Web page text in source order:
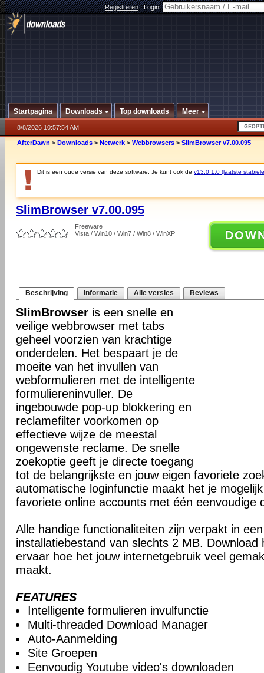
Registreren|Login:
Startpagina Downloads Top downloads Meer
8/8/2026 10:57:54 AM
AfterDawn > Downloads > Netwerk > Webbrowsers > SlimBrowser v7.00.095
Dit is een oude versie van deze software. Je kunt ook de v13.0.1.0 (laatste
SlimBrowser v7.00.095
Freeware
Vista / Win10 / Win7 / Win8 / WinXP
Beschrijving Informatie Alle versies Reviews
SlimBrowser is een snelle en
veilige webbrowser met tabs
geheel voorzien van krachtige
onderdelen. Het bespaart je de
moeite van het invullen van
webformulieren met de intelligente
formuliereninvuller. De
ingebouwde pop-up blokkering en
reclamefilter voorkomen op
effectieve wijze de meestal
ongewenste reclame. De snelle
zoekoptie geeft je directe toegang
tot de belangrijkste en jouw eigen favoriete
automatische loginfunctie maakt het je
favoriete online accounts met één eenvoudige
Alle handige functionaliteiten zijn verpakt in
installatiebestand van slechts 2 MB.
ervaar hoe het jouw internetgebruik veel
maakt.
FEATURES
Intelligente formulieren invulfunctie
Multi-threaded Download Manager
Auto-Aanmelding
Site Groepen
Eenvoudig Youtube video's downloaden